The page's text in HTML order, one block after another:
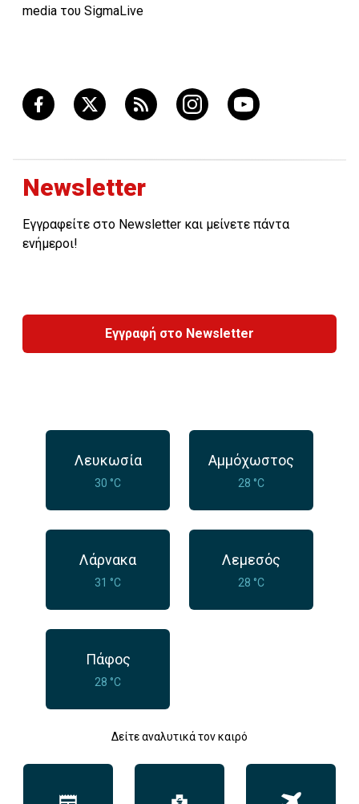
media του SigmaLive
Newsletter
Εγγραφείτε στο Newsletter και μείνετε πάντα
ενήμεροι!
Εγγραφή στο Newsletter
Λευκωσία
30 °C
Αμμόχωστος
28 °C
Λάρνακα
31 °C
Λεμεσός
28 °C
Πάφος
28 °C
Δείτε αναλυτικά τον καιρό